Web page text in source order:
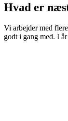
Hvad er
Vi arbejder med
godt i gang med. I